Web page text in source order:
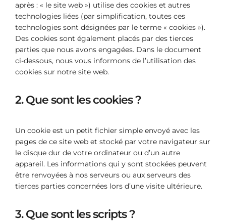
après : « le site web ») utilise des cookies et autres
technologies liées (par simplification, toutes ces
technologies sont désignées par le terme « cookies »).
Des cookies sont également placés par des tierces
parties que nous avons engagées. Dans le document
ci-dessous, nous vous informons de l’utilisation des
cookies sur notre site web.
2. Que sont les cookies ?
Un cookie est un petit fichier simple envoyé avec les
pages de ce site web et stocké par votre navigateur sur
le disque dur de votre ordinateur ou d’un autre
appareil. Les informations qui y sont stockées peuvent
être renvoyées à nos serveurs ou aux serveurs des
tierces parties concernées lors d’une visite ultérieure.
3. Que sont les scripts ?